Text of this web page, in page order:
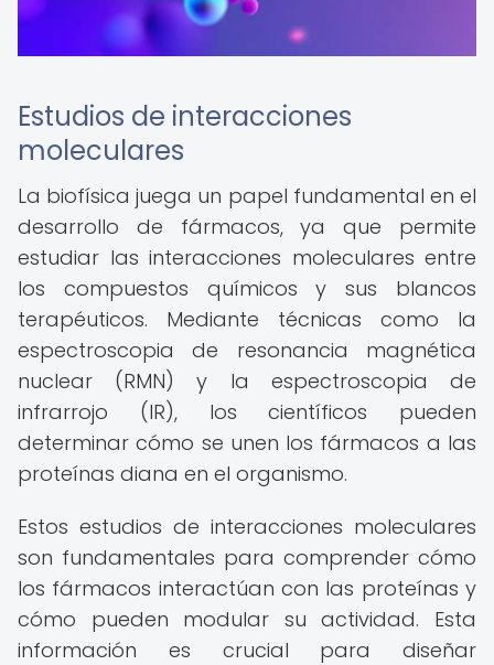
Estudios de interacciones
moleculares
La biofísica juega un papel fundamental en el
desarrollo de fármacos, ya que permite
estudiar las interacciones moleculares entre
los compuestos químicos y sus blancos
terapéuticos. Mediante técnicas como la
espectroscopia de resonancia magnética
nuclear (RMN) y la espectroscopia de
infrarrojo (IR), los científicos pueden
determinar cómo se unen los fármacos a las
proteínas diana en el organismo.
Estos estudios de interacciones moleculares
son fundamentales para comprender cómo
los fármacos interactúan con las proteínas y
cómo pueden modular su actividad. Esta
información es crucial para diseñar